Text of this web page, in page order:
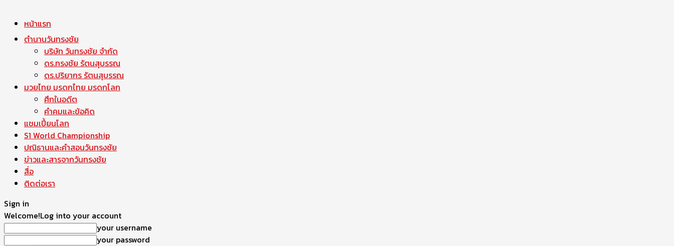
หน้าแรก
ตำนานวันทรงชัย
บริษัท วันทรงชัย จำกัด
ดร.ทรงชัย รัตนสุบรรณ
ดร.ปริยากร รัตนสุบรรณ
มวยไทย มรดกไทย มรดกโลก
ศึกในอดีต
คำคมและข้อคิด
แชมเปี้ยนโลก
S1 World Championship
ปณิธานและคำสอนวันทรงชัย
ข่าวและสารจากวันทรงชัย
สื่อ
ติดต่อเรา
Sign in
Welcome!Log into your account
your username
your password